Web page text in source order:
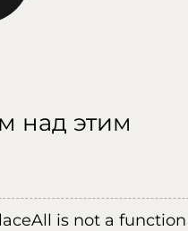
над этим
is not a function